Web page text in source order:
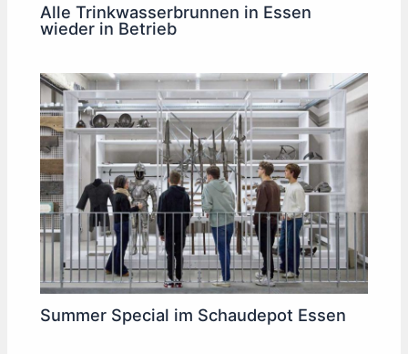
Alle Trinkwasserbrunnen in Essen
wieder in Betrieb
Summer Special im Schaudepot Essen